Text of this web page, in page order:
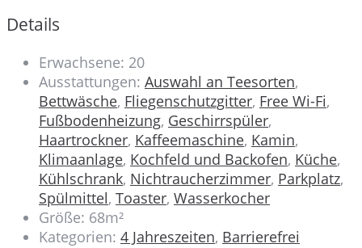
Details
Erwachsene: 20
Ausstattungen: Auswahl an Teesorten,
Bettwäsche, Fliegenschutzgitter, Free Wi-Fi,
Fußbodenheizung, Geschirrspüler,
Haartrockner, Kaffeemaschine, Kamin,
Klimaanlage, Kochfeld und Backofen, Küche,
Kühlschrank, Nichtraucherzimmer, Parkplatz,
Spülmittel, Toaster, Wasserkocher
Größe: 68m²
Kategorien: 4 Jahreszeiten, Barrierefrei